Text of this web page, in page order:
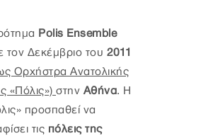
Polis Ensemble
τον Δεκέμβριο του 2011
Ορχήστρα Ανατολικής
«Πόλις») στην Αθήνα. Η
προσπαθεί να
τις πόλεις της